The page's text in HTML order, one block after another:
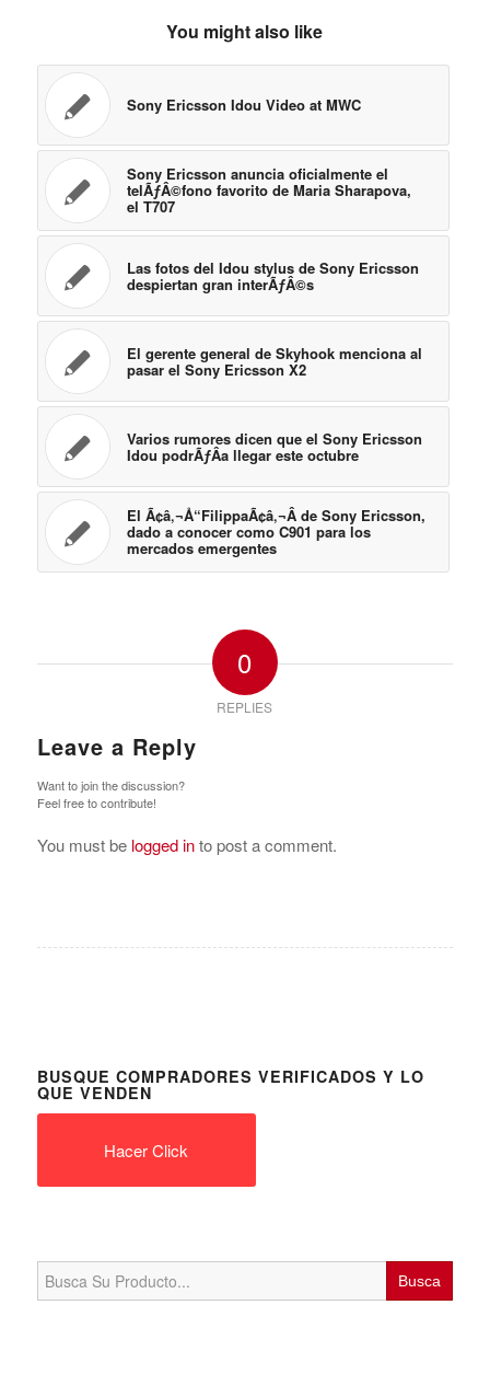
You might also like
Sony Ericsson Idou Video at MWC
Sony Ericsson anuncia oficialmente el
telÃƒÂ©fono favorito de Maria Sharapova,
el T707
Las fotos del Idou stylus de Sony Ericsson
despiertan gran interÃƒÂ©s
El gerente general de Skyhook menciona al
pasar el Sony Ericsson X2
Varios rumores dicen que el Sony Ericsson
Idou podrÃƒÂ­a llegar este octubre
El Ã¢â‚¬Å“FilippaÃ¢â‚¬Â de Sony Ericsson,
dado a conocer como C901 para los
mercados emergentes
0
REPLIES
Leave a Reply
Want to join the discussion?
Feel free to contribute!
You must be logged into post a comment.
BUSQUE COMPRADORES VERIFICADOS Y LO
QUE VENDEN
Hacer Click
Search
for: